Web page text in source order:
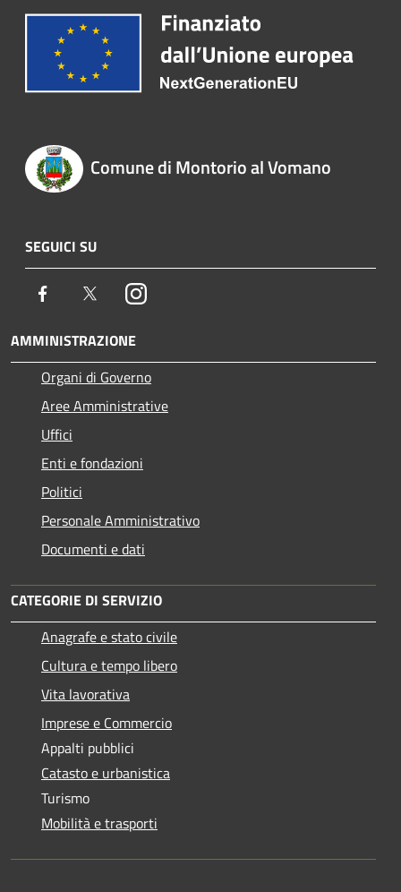
Comune di Montorio al Vomano
SEGUICI SU
Facebook TwitterInstagram
AMMINISTRAZIONE
Organi di Governo
Aree Amministrative
Uffici
Enti e fondazioni
Politici
Personale Amministrativo
Documenti e dati
CATEGORIE DI SERVIZIO
Anagrafe e stato civile
Cultura e tempo libero
Vita lavorativa
Imprese e Commercio
Appalti pubblici
Catasto e urbanistica
Turismo
Mobilità e trasporti